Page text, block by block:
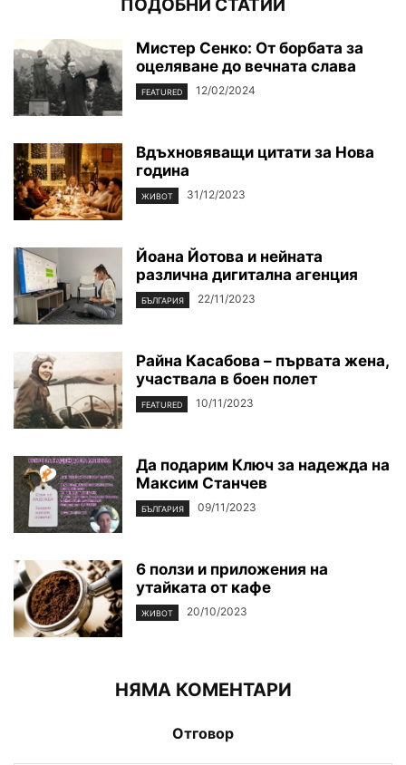
ПОДОБНИ СТАТИИ
Мистер Сенко: От борбата за
оцеляване до вечната слава
FEATURED 12/02/2024
Вдъхновяващи цитати за Нова
година
ЖИВОТ 31/12/2023
Йоана Йотова и нейната
различна дигитална агенция
БЪЛГАРИЯ 22/11/2023
Райна Касабова – първата жена,
участвала в боен полет
FEATURED 10/11/2023
Да подарим Ключ за надежда на
Максим Станчев
БЪЛГАРИЯ 09/11/2023
6 ползи и приложения на
утайката от кафе
ЖИВОТ 20/10/2023
НЯМА КОМЕНТАРИ
Отговор